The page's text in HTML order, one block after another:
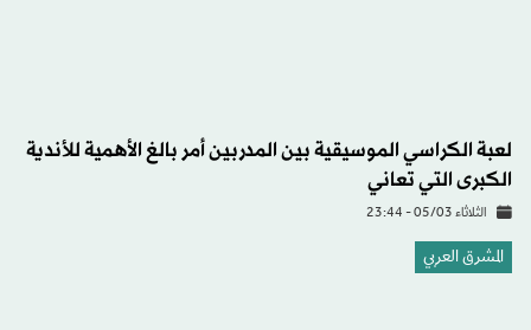
لعبة الكراسي الموسيقية بين المدربين أمر بالغ الأهمية للأندية
الكبرى التي تعاني
الثلاثاء 05/03 - 23:44
المشرق العربي